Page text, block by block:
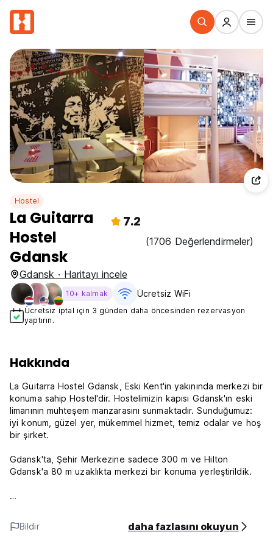
Hostel
La Guitarra
Hostel
Gdansk
7.2
(1706 Değerlendirmeler)
Gdansk · Haritayı incele
10+ kalmak Ücretsiz WiFi
Ücretsiz iptal için 3 günden daha öncesinden rezervasyon
yaptırın.
Hakkında
La Guitarra Hostel Gdansk, Eski Kent'in yakınında merkezi bir
konuma sahip Hostel'dir. Hostelimizin kapısı Gdansk'ın eski
limanının muhteşem manzarasını sunmaktadır. Sunduğumuz:
iyi konum, güzel yer, mükemmel hizmet, temiz odalar ve hoş
bir şirket.
Gdansk'ta, Şehir Merkezine sadece 300 m ve Hilton
Gdansk'a 80 m uzaklıkta merkezi bir konuma yerleştirildik.
Garanti ediyoruz:
Bildir daha fazlasını okuyun